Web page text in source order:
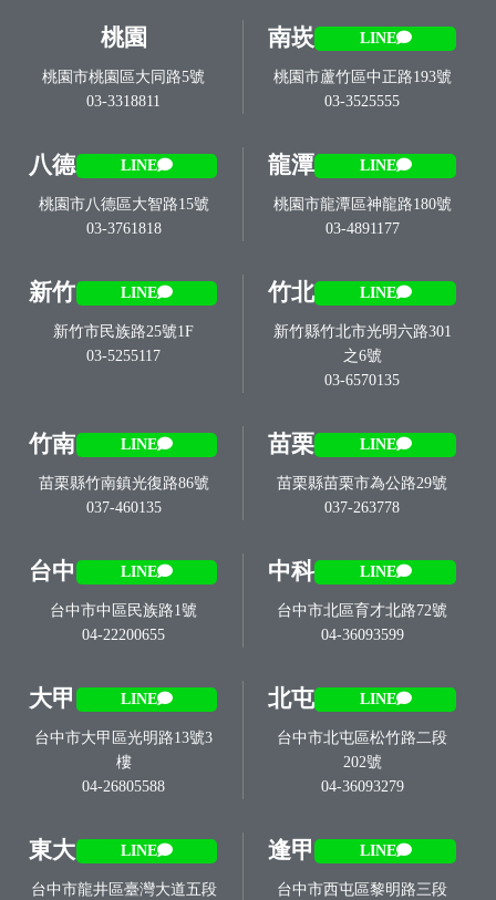
桃園
桃園市桃園區大同路5號
03-3318811
南崁 LINE
桃園市蘆竹區中正路193號
03-3525555
八德 LINE
桃園市八德區大智路15號
03-3761818
龍潭 LINE
桃園市龍潭區神龍路180號
03-4891177
新竹 LINE
新竹市民族路25號1F
03-5255117
竹北 LINE
新竹縣竹北市光明六路301
之6號
03-6570135
竹南 LINE
苗栗縣竹南鎮光復路86號
037-460135
苗栗 LINE
苗栗縣苗栗市為公路29號
037-263778
台中 LINE
台中市中區民族路1號
04-22200655
中科 LINE
台中市北區育才北路72號
04-36093599
大甲 LINE
台中市大甲區光明路13號3
樓
04-26805588
北屯 LINE
台中市北屯區松竹路二段
202號
04-36093279
東大 LINE
台中市龍井區臺灣大道五段
逢甲 LINE
台中市西屯區黎明路三段